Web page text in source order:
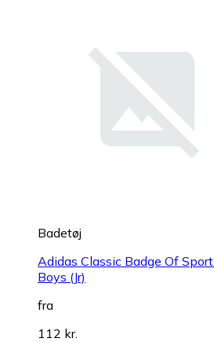
Badetøj
Adidas Classic Badge Of
Boys (Jr)
fra
112 kr.